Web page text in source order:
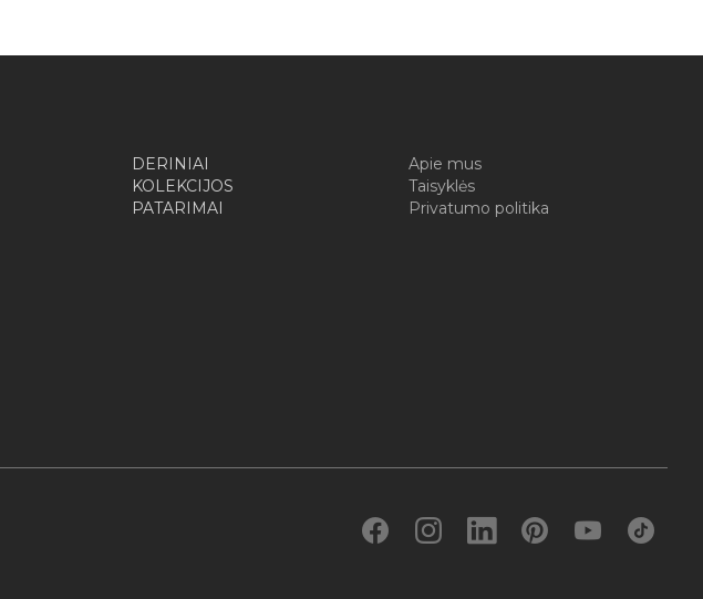
DERINIAI
KOLEKCIJOS
PATARIMAI
Apie mus
Taisyklės
Privatumo politika